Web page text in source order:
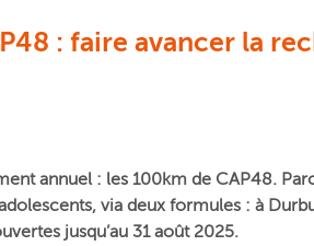
: faire avancer la
annuel : les 100km de CAP48.
via deux formules : à
jusqu’au 31 août 2025.